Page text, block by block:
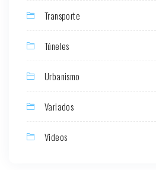
Transporte
Túneles
Urbanismo
Variados
Videos